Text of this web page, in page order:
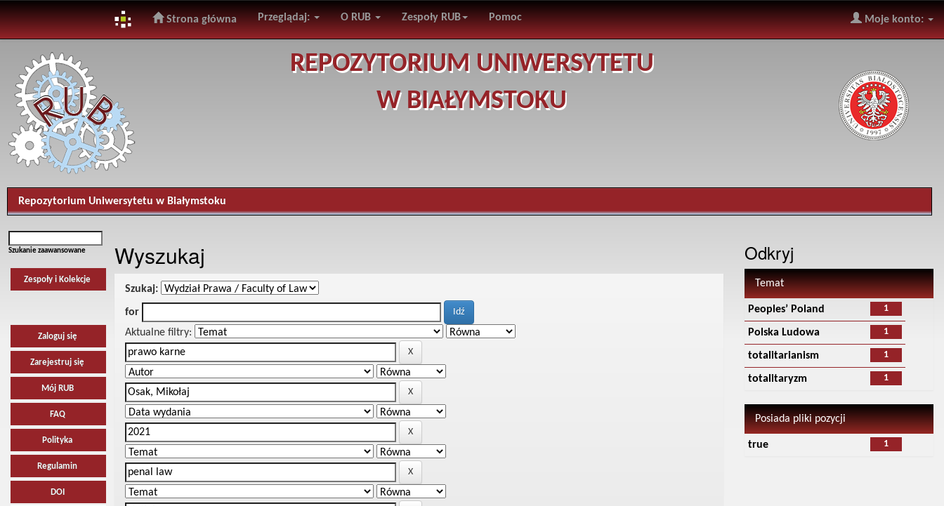
navigation
Strona główna Przeglądaj: O RUB Zespoły RUB Pomoc Moje konto:
REPOZYTORIUM UNIWERSYTETU
W BIAŁYMSTOKU
Repozytorium Uniwersytetu w Białymstoku
Szukanie zaawansowane
Zespoły i Kolekcje
Zaloguj się
Zarejestruj się
Mój RUB
FAQ
Polityka
Regulamin
DOI
Wyszukaj
Szukaj:
for
Aktualne filtry:
Odkryj
Temat
1
Peoples’ Poland
1
Polska Ludowa
1
totalitarianism
1
totalitaryzm
Posiada pliki pozycji
1
true